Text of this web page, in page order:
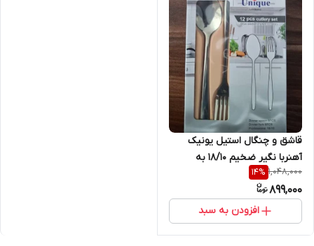
قاشق و چنگال استیل یونیک
آهنربا نگیر ضخیم 18/10 به
قیمت عمده
1,048,000
14%
899,000
افزودن به سبد